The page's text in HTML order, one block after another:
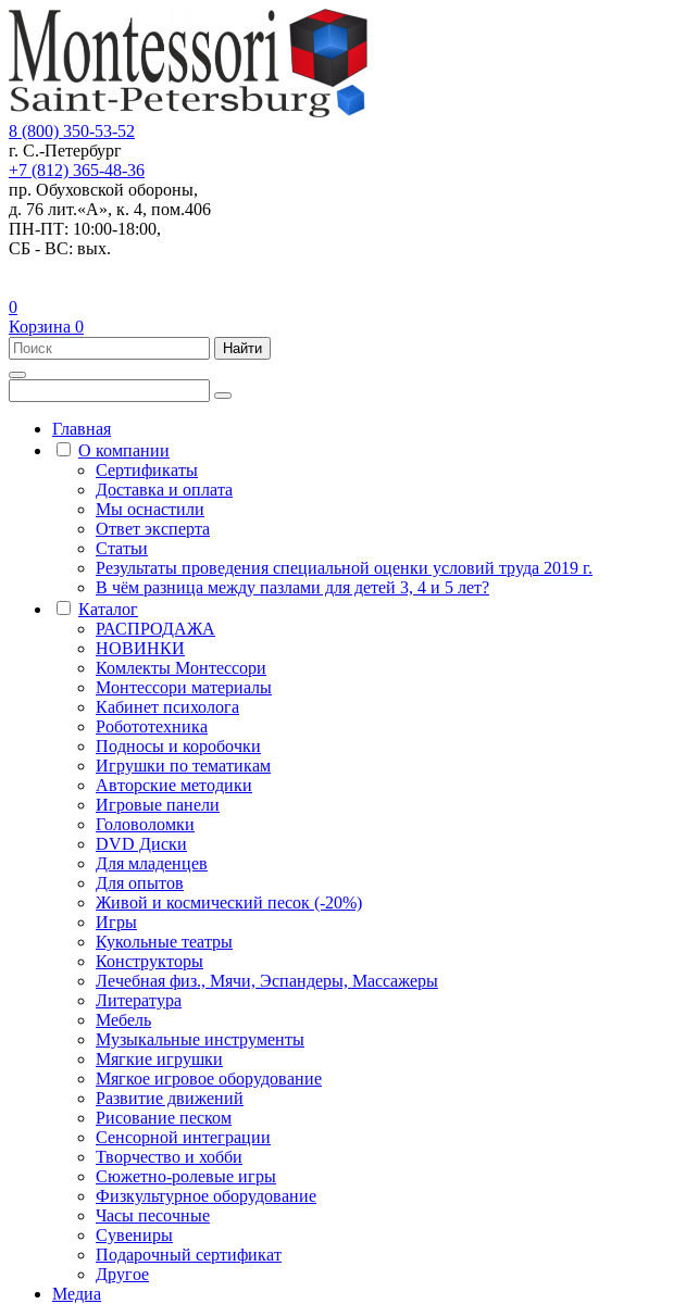
8 (800) 350-53-52
г. С.-Петербург
+7 (812) 365-48-36
пр. Обуховской обороны,
д. 76 лит.«А», к. 4, пом.406
ПН-ПТ: 10:00-18:00,
СБ - ВС: вых.
0
Корзина 0
Найти
Главная
О компании
Сертификаты
Доставка и оплата
Мы оснастили
Ответ эксперта
Статьи
Результаты проведения специальной оценки условий труда 2019 г.
В чём разница между пазлами для детей 3, 4 и 5 лет?
Каталог
РАСПРОДАЖА
НОВИНКИ
Комлекты Монтессори
Монтессори материалы
Кабинет психолога
Робототехника
Подносы и коробочки
Игрушки по тематикам
Авторские методики
Игровые панели
Головоломки
DVD Диски
Для младенцев
Для опытов
Живой и космический песок (-20%)
Игры
Кукольные театры
Конструкторы
Лечебная физ., Мячи, Эспандеры, Массажеры
Литература
Мебель
Музыкальные инструменты
Мягкие игрушки
Мягкое игровое оборудование
Развитие движений
Рисование песком
Сенсорной интеграции
Творчество и хобби
Сюжетно-ролевые игры
Физкультурное оборудование
Часы песочные
Сувениры
Подарочный сертификат
Другое
Медиа